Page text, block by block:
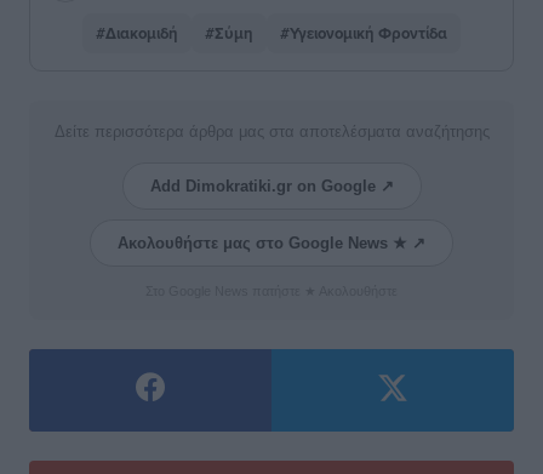
#Διακομιδή #Σύμη #Υγειονομική Φροντίδα
Δείτε περισσότερα άρθρα μας στα αποτελέσματα αναζήτησης
Add Dimokratiki.gr on Google ↗
Ακολουθήστε μας στο Google News ★ ↗